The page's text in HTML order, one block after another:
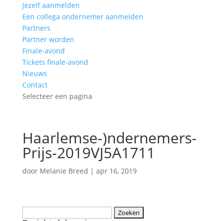
Jezelf aanmelden
Een collega ondernemer aanmelden
Partners
Partner worden
Finale-avond
Tickets finale-avond
Nieuws
Contact
Selecteer een pagina
Haarlemse-)ndernemers-
Prijs-2019VJ5A1711
door Melanie Breed | apr 16, 2019